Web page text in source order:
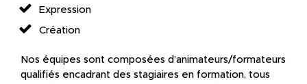
Expression
Création
Nos équipes sont composées d’animateurs/formateurs
qualifiés encadrant des stagiaires en formation, tous